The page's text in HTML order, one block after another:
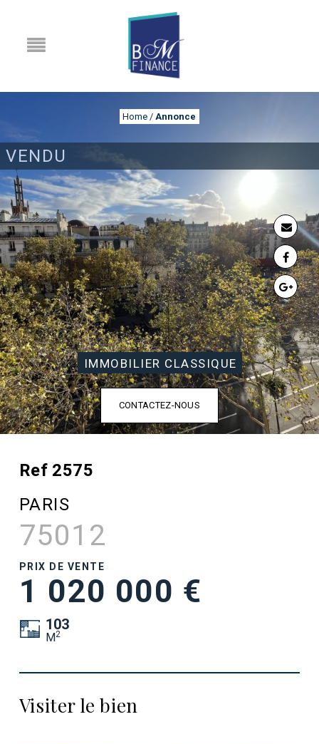
VENDU
Home / Annonce
ANNONCE
IMMOBILIER CLASSIQUE
CONTACTEZ-NOUS
Ref 2575
PARIS
75012
PRIX DE VENTE
1 020 000 €
103
M2
Visiter le bien